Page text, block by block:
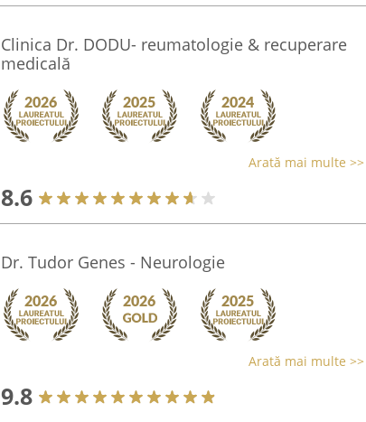
Clinica Dr. DODU- reumatologie & recuperare
medicală
Arată mai multe >>
8.6
Dr. Tudor Genes - Neurologie
Arată mai multe >>
9.8